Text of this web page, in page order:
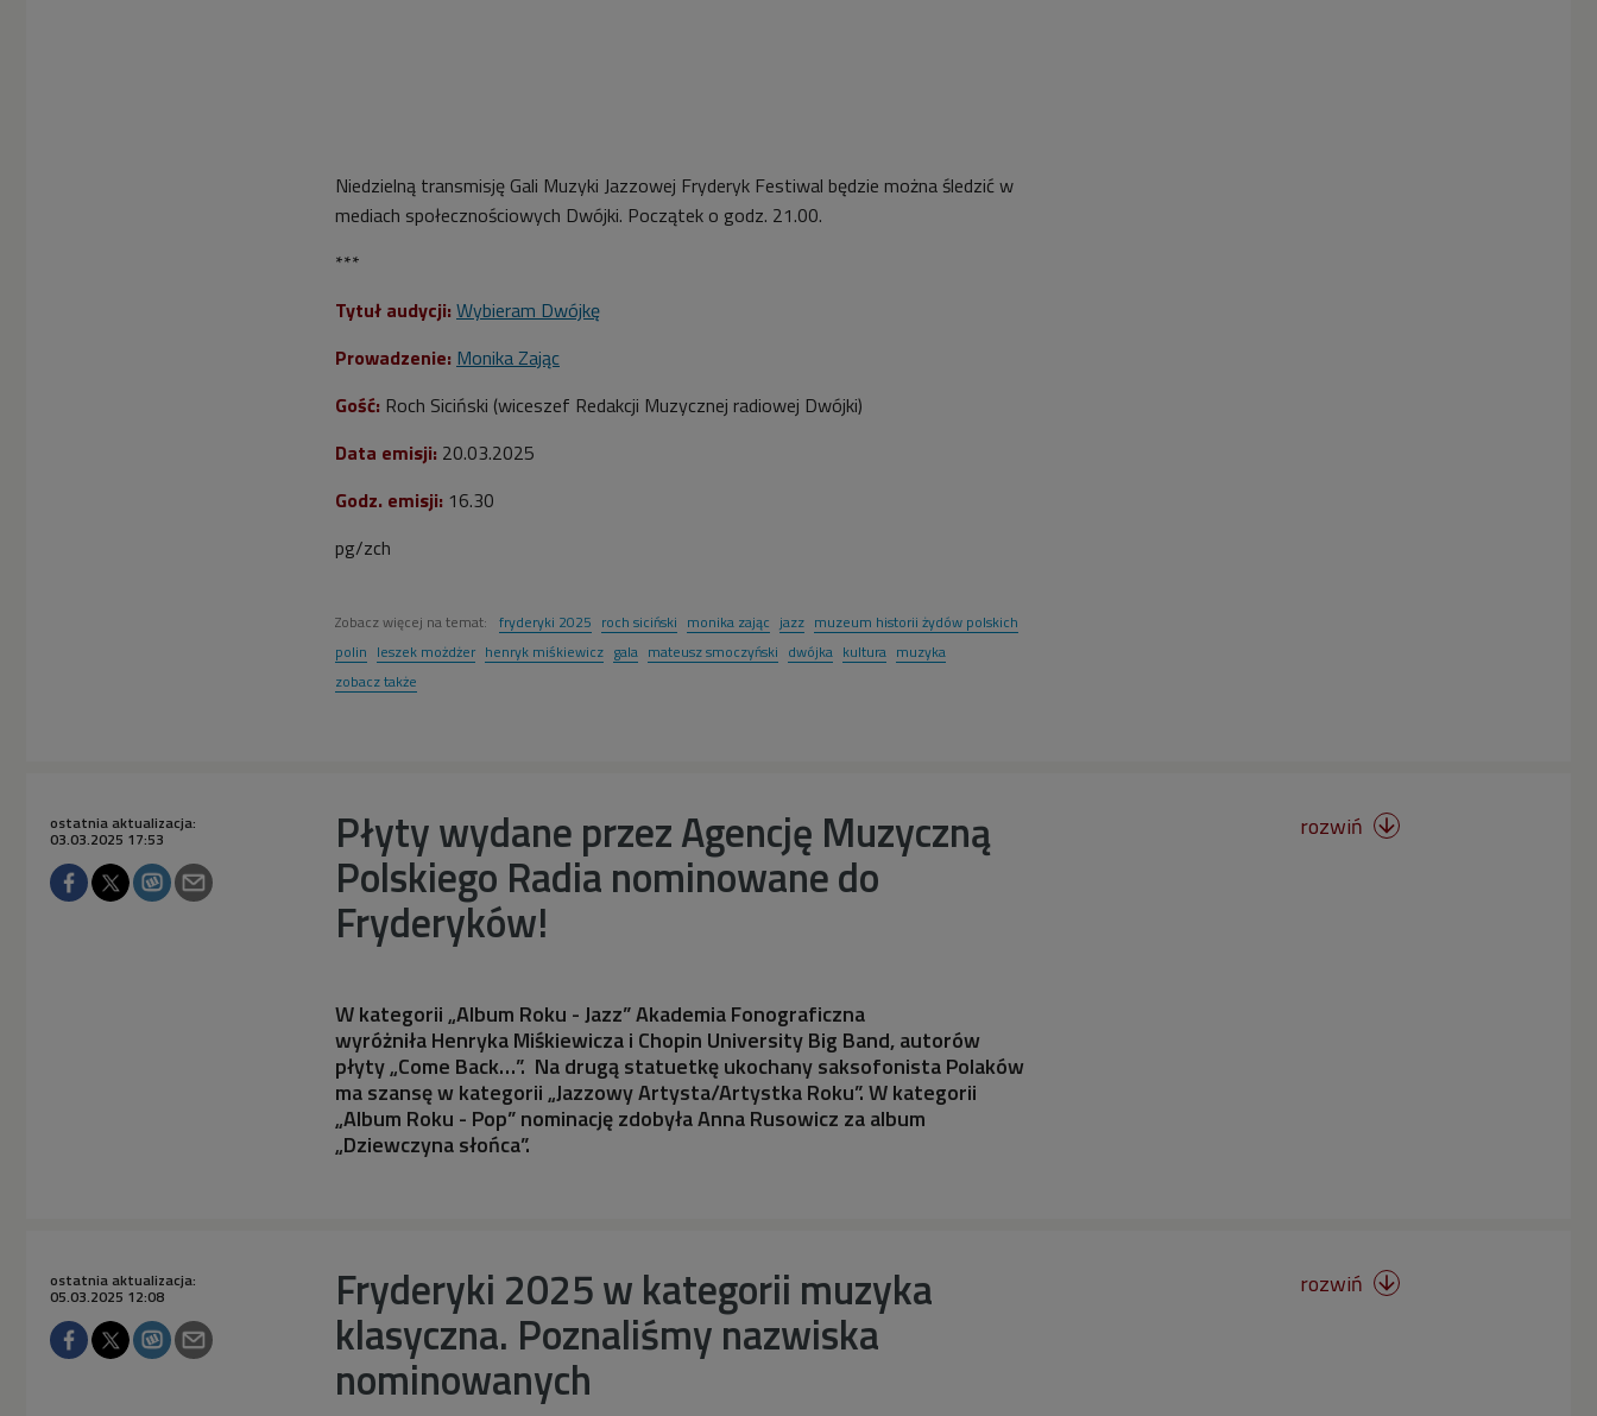
Niedzielną transmisję Gali Muzyki Jazzowej Fryderyk Festiwal będzie można śledzić w
mediach społecznościowych Dwójki. Początek o godz. 21.00.
***
Tytuł audycji: Wybieram Dwójkę
Prowadzenie: Monika Zając
Gość: Roch Siciński (wiceszef Redakcji Muzycznej radiowej Dwójki)
Data emisji: 20.03.2025
Godz. emisji: 16.30
pg/zch
Zobacz więcej na temat: fryderyki 2025 roch siciński monika zając jazz muzeum historii żydów polskich
polin leszek możdżer henryk miśkiewicz gala mateusz smoczyński dwójka kultura muzyka
zobacz także
Płyty wydane przez Agencję Muzyczną
Polskiego Radia nominowane do
Fryderyków!
ostatnia aktualizacja:
03.03.2025 17:53
W kategorii „Album Roku - Jazz” Akademia Fonograficzna
wyróżniła Henryka Miśkiewicza i Chopin University Big Band, autorów
płyty „Come Back…”. Na drugą statuetkę ukochany saksofonista Polaków
ma szansę w kategorii „Jazzowy Artysta/Artystka Roku”. W kategorii
„Album Roku - Pop” nominację zdobyła Anna Rusowicz za album
„Dziewczyna słońca”.
rozwiń 
Fryderyki 2025 w kategorii muzyka
klasyczna. Poznaliśmy nazwiska
nominowanych
ostatnia aktualizacja:
05.03.2025 12:08 rozwiń 